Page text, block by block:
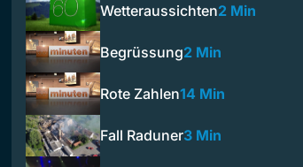
Wetteraussichten2 Min
Begrüssung2 Min
Rote Zahlen14 Min
Fall Raduner3 Min